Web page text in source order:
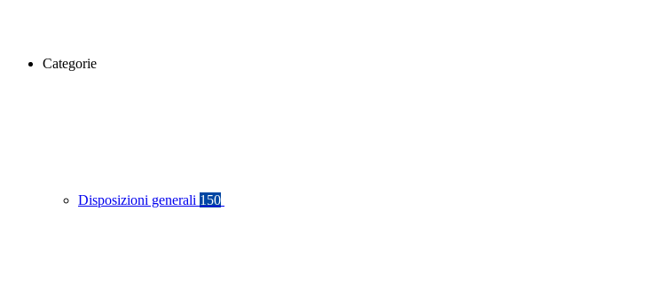
Categorie
Disposizioni generali 150